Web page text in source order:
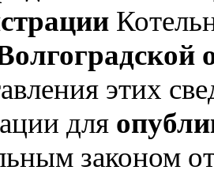
этих
для
законом